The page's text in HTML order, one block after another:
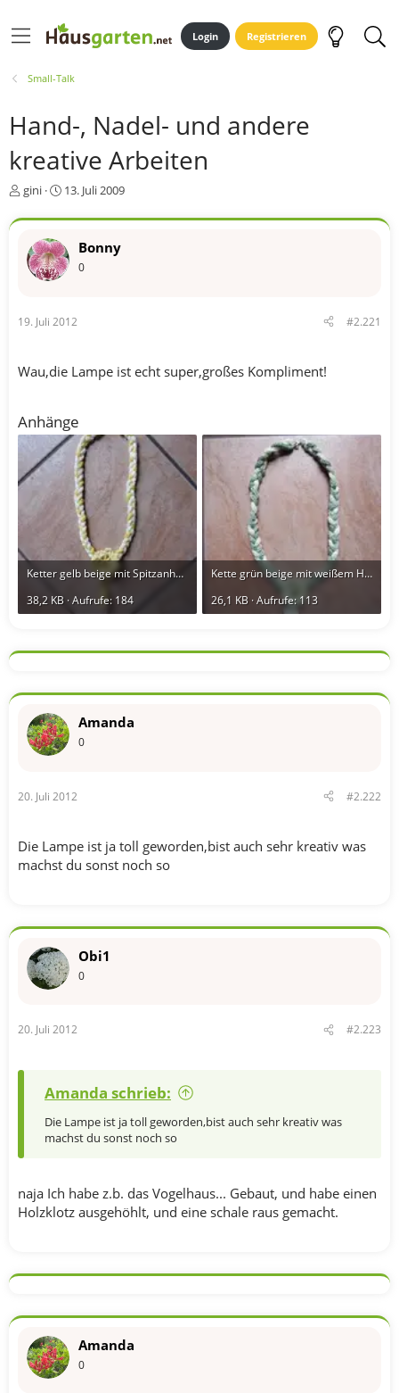
Login Registrieren
Small-Talk
Hand-, Nadel- und andere
kreative Arbeiten
E
s
e
r
gini
E
s
e
l
a
13. Juli 2009
Bonny
0
19. Juli 2012 #2.221
Wau,die Lampe ist echt super,großes Kompliment!
Anhänge
Ketter gelb beige mit Spitzanhänger.webp
38,2 KB · Aufrufe: 184
Kette grün beige mit weißem Hänger und Blume.webp
26,1 KB · Aufrufe: 113
Amanda
0
20. Juli 2012 #2.222
Die Lampe ist ja toll geworden,bist auch sehr kreativ was
machst du sonst noch so
Obi1
0
20. Juli 2012 #2.223
Amanda schrieb:
Die Lampe ist ja toll geworden,bist auch sehr kreativ was
machst du sonst noch so
naja Ich habe z.b. das Vogelhaus... Gebaut, und habe einen
Holzklotz ausgehöhlt, und eine schale raus gemacht.
Amanda
0